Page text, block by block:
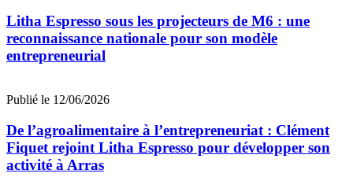
Litha Espresso sous les projecteurs de M6 : une
reconnaissance nationale pour son modèle
entrepreneurial
Publié le 12/06/2026
De l’agroalimentaire à l’entrepreneuriat : Clément
Fiquet rejoint Litha Espresso pour développer son
activité à Arras